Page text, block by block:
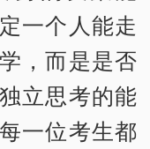
一个人能走
，而是是否
立思考的能
一位考生都